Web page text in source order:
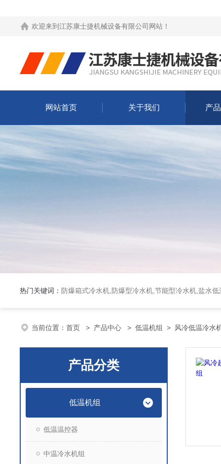
欢迎来到 江苏康士捷机械设备有限公司网站 ！
网站首页 关于我们 产
热门关键词： 防爆箱式冷水机,防爆型冷水机,节能型冷水机,盐水低
当前位置： 首页 > 产品中心 > 低温机组 > 风冷低温冷水
产品分类
低温机组
低温温控器
中温冷水机组